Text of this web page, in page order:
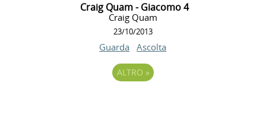
Craig Quam - Giacomo 4
Craig Quam
23/10/2013
Guarda Ascolta
ALTRO »